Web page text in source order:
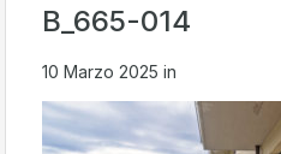
B_665-014
10 Marzo 2025 in